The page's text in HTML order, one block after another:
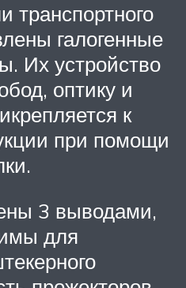
транспортного
галогенные
Их устройство
оптику и
к
при помощи
3 выводами,
для